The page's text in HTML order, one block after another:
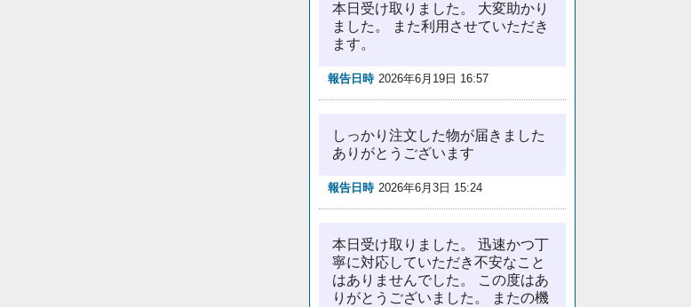
本日受け取りました。 大変助かり
ました。 また利用させていただき
ます。
報告日時 2026年6月19日 16:57
しっかり注文した物が届きました
ありがとうございます
報告日時 2026年6月3日 15:24
本日受け取りました。 迅速かつ丁
寧に対応していただき不安なこと
はありませんでした。 この度はあ
りがとうございました。 またの機